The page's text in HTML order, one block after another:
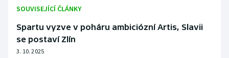
SOUVISEJÍCÍ ČLÁNKY
Spartu vyzve v poháru ambiciózní Artis, Slavii
se postaví Zlín
3. 10. 2025